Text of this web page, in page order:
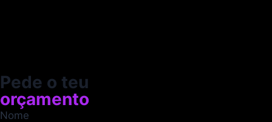
Pede o teu
orçamento
Nome